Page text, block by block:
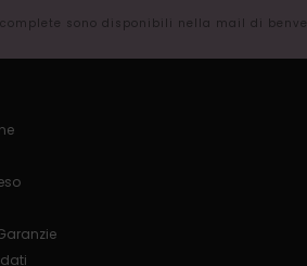
sono disponibili nella mail di